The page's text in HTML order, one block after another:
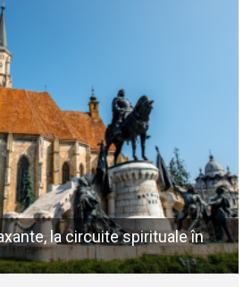
la circuite spirituale în